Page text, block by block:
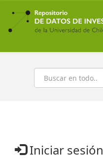
Ir
contenido
principal
Buscar
Iniciar sesión